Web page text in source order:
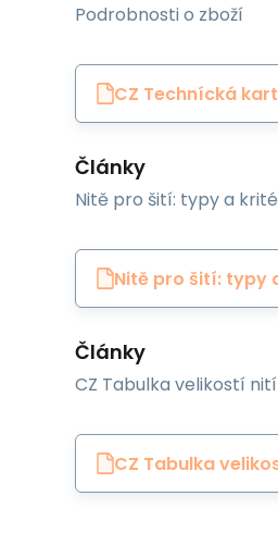
Podrobnosti o zboží
CZ Technícká
Články
Nitě pro šití: typy a
Nitě pro šití: typy
Články
CZ Tabulka velikostí
CZ Tabulka